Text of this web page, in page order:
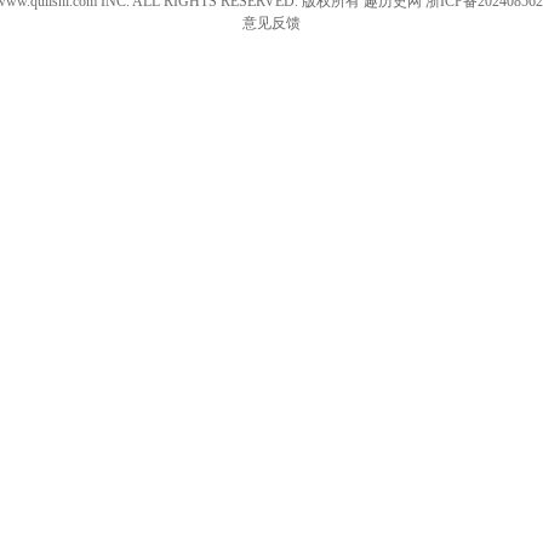
意见反馈